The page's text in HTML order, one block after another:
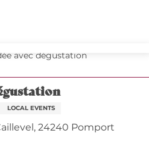
avec dégustation
LOCAL EVENTS
24240 Pomport